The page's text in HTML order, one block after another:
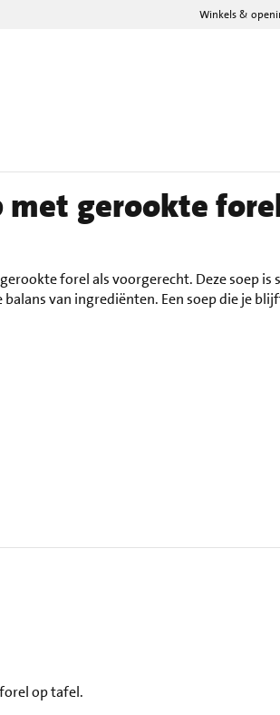
Winkels &
met gerookte
forel als voorgerecht. Deze soep is
van ingrediënten. Een soep die je
op tafel.